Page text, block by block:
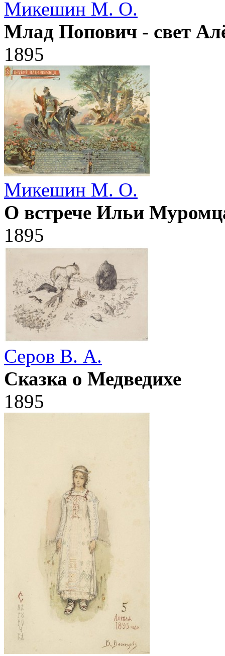
Микешин М. О.
Млад Попович - свет
1895
Микешин М. О.
О встрече Ильи
1895
Серов В. А.
Сказка о Медведихе
1895